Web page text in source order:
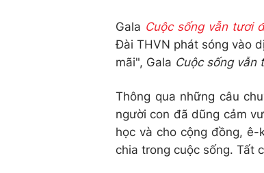
Gala Cuộc sống vẫn tươi
Đài THVN phát sóng vào
mãi", Gala Cuộc sống vẫn
Thông qua những câu
người con đã dũng cảm
học và cho cộng đồng,
chia trong cuộc sống. Tất